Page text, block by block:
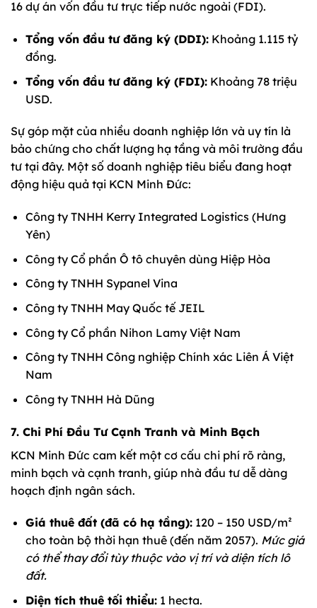
16 dự án vốn đầu tư trực tiếp nước ngoài (FDI).
Tổng vốn đầu tư đăng ký (DDI):Khoảng 1.115 tỷ
đồng.
Tổng vốn đầu tư đăng ký (FDI):Khoảng 78 triệu
USD.
Sự góp mặt của nhiều doanh nghiệp lớn và uy tín là
bảo chứng cho chất lượng hạ tầng và môi trường đầu
tư tại đây. Một số doanh nghiệp tiêu biểu đang hoạt
động hiệu quả tại KCN Minh Đức:
Công ty TNHH Kerry Integrated Logistics (Hưng
Yên)
Công ty Cổ phần Ô tô chuyên dùng Hiệp Hòa
Công ty TNHH Sypanel Vina
Công ty TNHH May Quốc tế JEIL
Công ty Cổ phần Nihon Lamy Việt Nam
Công ty TNHH Công nghiệp Chính xác Liên Á Việt
Nam
Công ty TNHH Hà Dũng
7. Chi Phí Đầu Tư Cạnh Tranh và Minh Bạch
KCN Minh Đức cam kết một cơ cấu chi phí rõ ràng,
minh bạch và cạnh tranh, giúp nhà đầu tư dễ dàng
hoạch định ngân sách.
Giá thuê đất (đã có hạ tầng):120 – 150 USD/m²
cho toàn bộ thời hạn thuê (đến năm 2057). Mức giá
có thể thay đổi tùy thuộc vào vị trí và diện tích lô
đất.
Diện tích thuê tối thiểu:1 hecta.